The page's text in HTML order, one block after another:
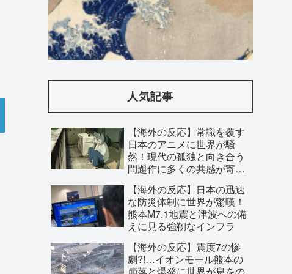
海外「先進国で日本だけパスポート所有
【海外の反応】フィリーズのオークショ
ン落札者がラジオで1イニング実況!
人気記事
【海外の反応】常識を覆す
日本のアニメに世界が騒
然！現代の孤独と向き合う
問題作に多くの共感が寄せ
られた理由とは？
【海外の反応】日本の迅速
な防災体制に世界が驚嘆！
熊本M7.1地震と津波への備
えに見る強靭なインフラ
【海外の反応】震度7の惨
劇?!…イオンモール熊本の
崩落と爆発に世界が息をの
む！救助隊の懸命な捜索に